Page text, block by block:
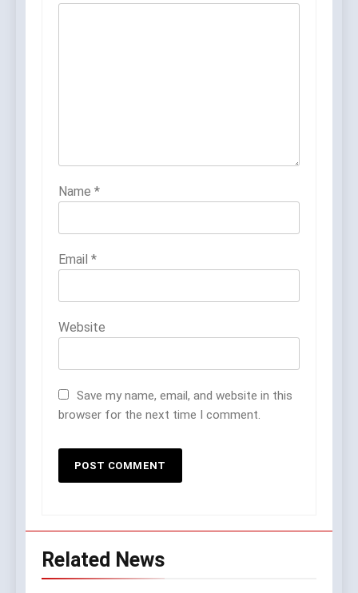
Name *
Email *
Website
Save my name, email, and website in this
browser for the next time I comment.
Related News